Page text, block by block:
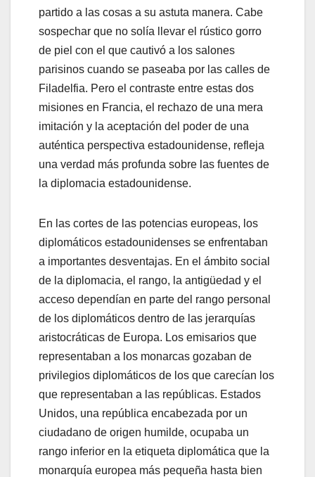
partido a las cosas a su astuta manera. Cabe
sospechar que no solía llevar el rústico gorro
de piel con el que cautivó a los salones
parisinos cuando se paseaba por las calles de
Filadelfia. Pero el contraste entre estas dos
misiones en Francia, el rechazo de una mera
imitación y la aceptación del poder de una
auténtica perspectiva estadounidense, refleja
una verdad más profunda sobre las fuentes de
la diplomacia estadounidense.
En las cortes de las potencias europeas, los
diplomáticos estadounidenses se enfrentaban
a importantes desventajas. En el ámbito social
de la diplomacia, el rango, la antigüedad y el
acceso dependían en parte del rango personal
de los diplomáticos dentro de las jerarquías
aristocráticas de Europa. Los emisarios que
representaban a los monarcas gozaban de
privilegios diplomáticos de los que carecían los
que representaban a las repúblicas. Estados
Unidos, una república encabezada por un
ciudadano de origen humilde, ocupaba un
rango inferior en la etiqueta diplomática que la
monarquía europea más pequeña hasta bien